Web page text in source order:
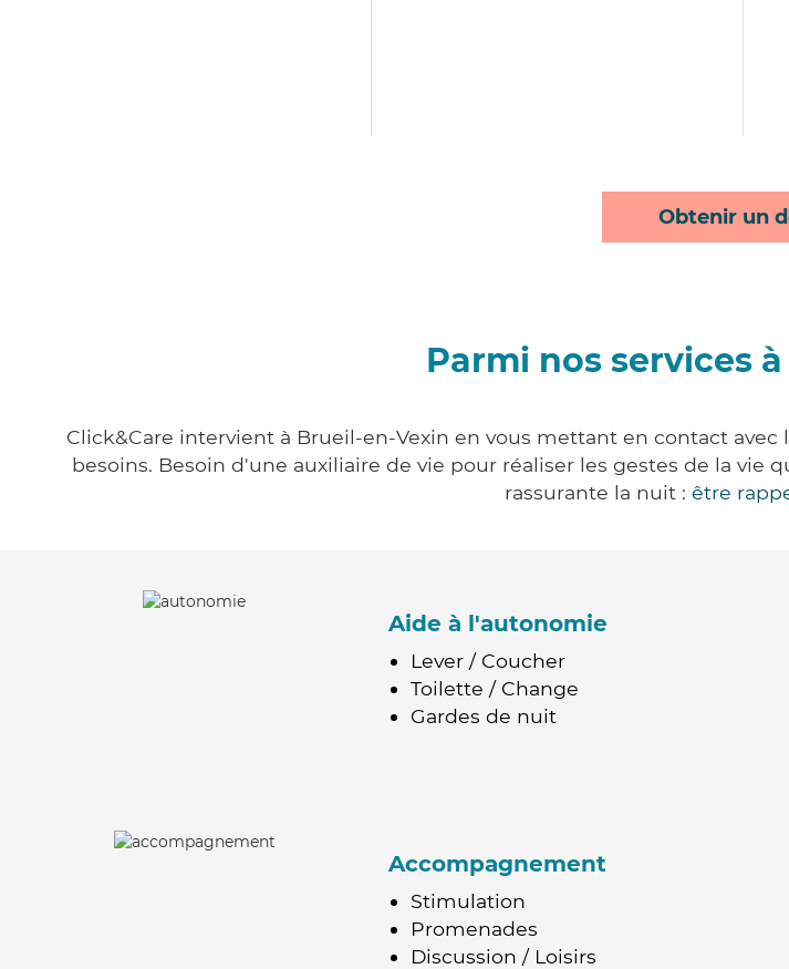
Obtenir un
Parmi nos services
Click&Care intervient à Brueil-en-Vexin en vous mettant en contact
besoins. Besoin d'une auxiliaire de vie pour réaliser les gestes de la
rassurante la nuit : être
Aide à l'autonomie
Lever / Coucher
Toilette / Change
Gardes de nuit
Accompagnement
Stimulation
Promenades
Discussion / Loisirs